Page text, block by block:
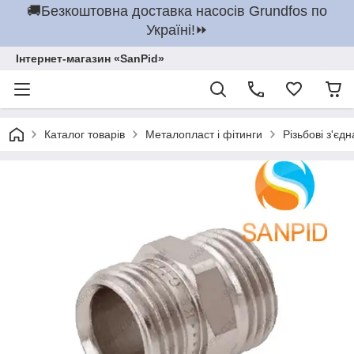
🚚Безкоштовна доставка насосів Grundfos по
Україні!⏩
Інтернет-магазин «SanPid»
Каталог товарів Металопласт і фітинги Різьбові